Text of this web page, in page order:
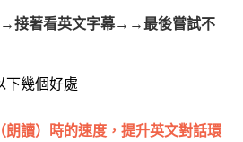
接著看英文字幕→→最後嘗試不
下幾個好處
朗讀）時的速度，提升英文對話環